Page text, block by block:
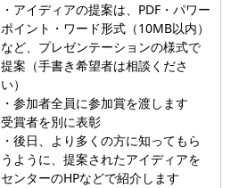
・アイディアの提案は、PDF・パワー
ポイント・ワード形式（10MB以内）
など、プレゼンテーションの様式で
提案（手書き希望者は相談くださ
い）
・参加者全員に参加賞を渡します
受賞者を別に表彰
・後日、より多くの方に知ってもら
うように、提案されたアイディアを
センターのHPなどで紹介します